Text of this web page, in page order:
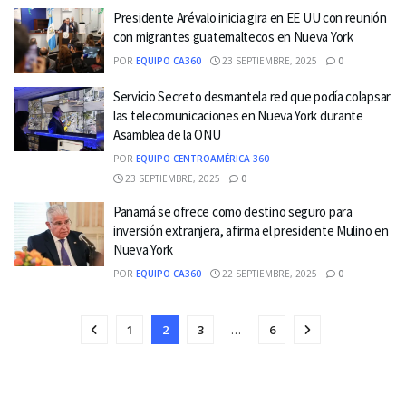
Presidente Arévalo inicia gira en EE UU con reunión
con migrantes guatemaltecos en Nueva York
POR EQUIPO CA360 23 SEPTIEMBRE, 2025 0
Servicio Secreto desmantela red que podía colapsar
las telecomunicaciones en Nueva York durante
Asamblea de la ONU
POR EQUIPO CENTROAMÉRICA 360
23 SEPTIEMBRE, 2025
0
Panamá se ofrece como destino seguro para
inversión extranjera, afirma el presidente Mulino en
Nueva York
POR EQUIPO CA360 22 SEPTIEMBRE, 2025 0
1 2 3 … 6